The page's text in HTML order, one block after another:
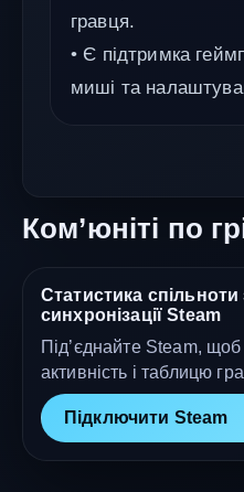
гравця.
• Є підтримка
миші та
Ком’юніті по
Статистика спільноти
синхронізації Steam
Під’єднайте Steam,
активність і таблицю
Підключити Steam